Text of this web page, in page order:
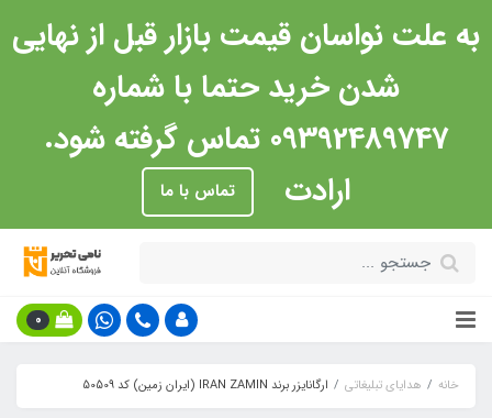
به علت نواسان قیمت بازار قبل از نهایی
شدن خرید حتما با شماره
09392489747 تماس گرفته شود.
ارادت
تماس با ما
0
خانه هدایای تبلیغاتی ارگانایزر برند IRAN ZAMIN (ایران زمین) کد 50509